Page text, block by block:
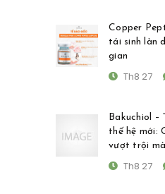
Copper
tái sinh làn
gian
Th8 27
Bakuchiol –
thế hệ mới:
vượt trội
Th8 27